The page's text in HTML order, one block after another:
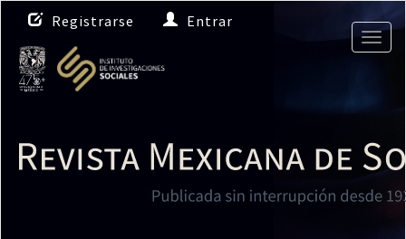
N
a
v
e
g
i
ó
Registrarse Entrar